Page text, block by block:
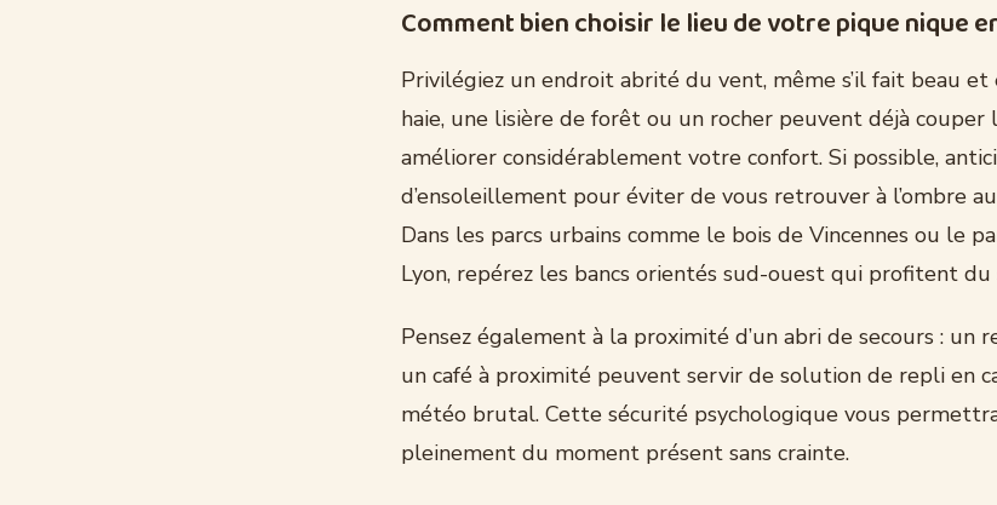
Comment bien choisir le lieu de votre pique nique
Privilégiez un endroit abrité du vent, même s’il fait beau
haie, une lisière de forêt ou un rocher peuvent déjà
améliorer considérablement votre confort. Si possible,
d’ensoleillement pour éviter de vous retrouver à l’ombre
Dans les parcs urbains comme le bois de Vincennes ou le
Lyon, repérez les bancs orientés sud-ouest qui profitent du
Pensez également à la proximité d’un abri de secours : un
un café à proximité peuvent servir de solution de repli en
météo brutal. Cette sécurité psychologique vous
pleinement du moment présent sans crainte.